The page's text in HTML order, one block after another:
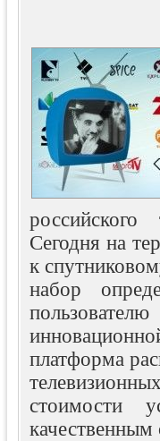
Сегодня на
к
набор
платформа
стоимости
качественным